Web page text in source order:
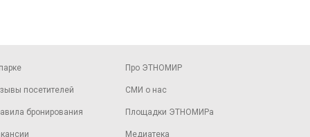
посетителей
бронирования
Про ЭТНОМИР
СМИ о нас
Площадки ЭТНОМИРа
Медиатека